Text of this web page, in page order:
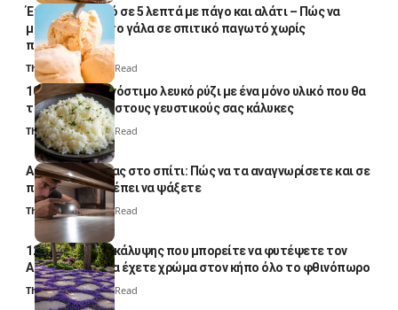
Έτοιμο παγωτό σε 5 λεπτά με πάγο και αλάτι – Πώς να
μετατρέψετε το γάλα σε σπιτικό παγωτό χωρίς
παγωτομηχανή
Thali Ombre 4 Min Read
10 φορές ποιο νόστιμο λευκό ρύζι με ένα μόνο υλικό που θα
το απογειώσει στους γευστικούς σας κάλυκες
Thali Ombre4 Min Read
Αυγά κατσαρίδας στο σπίτι: Πώς να τα αναγνωρίσετε και σε
ποια σημεία πρέπει να ψάξετε
Thali Ombre4 Min Read
12 φυτά εδαφοκάλυψης που μπορείτε να φυτέψετε τον
Αύγουστο για να έχετε χρώμα στον κήπο όλο το φθινόπωρο
Thali Ombre7 Min Read